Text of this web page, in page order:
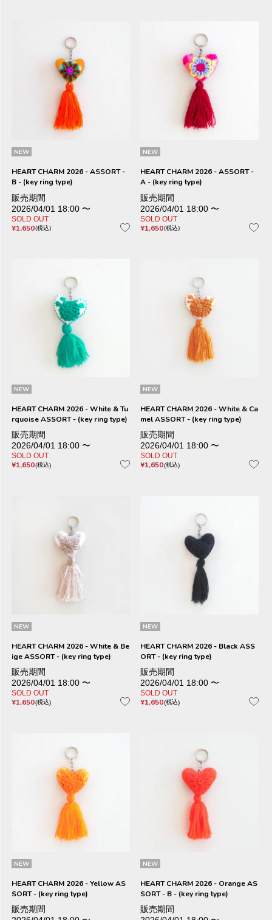
NEW
HEART CHARM 2026 - ASSORT -
B - (key ring type)
販売期間
2026/04/01 18:00 〜
SOLD OUT
¥1,650 税込
NEW
HEART CHARM 2026 - ASSORT -
A - (key ring type)
販売期間
2026/04/01 18:00 〜
SOLD OUT
¥1,650 税込
NEW
HEART CHARM 2026 - White & Tu
rquoise ASSORT - (key ring type)
販売期間
2026/04/01 18:00 〜
SOLD OUT
¥1,650 税込
NEW
HEART CHARM 2026 - White & Ca
mel ASSORT - (key ring type)
販売期間
2026/04/01 18:00 〜
SOLD OUT
¥1,650 税込
NEW
HEART CHARM 2026 - White & Be
ige ASSORT - (key ring type)
販売期間
2026/04/01 18:00 〜
SOLD OUT
¥1,650 税込
NEW
HEART CHARM 2026 - Black ASS
ORT - (key ring type)
販売期間
2026/04/01 18:00 〜
SOLD OUT
¥1,650 税込
NEW
HEART CHARM 2026 - Yellow AS
SORT - (key ring type)
販売期間
NEW
HEART CHARM 2026 - Orange AS
SORT - B - (key ring type)
販売期間